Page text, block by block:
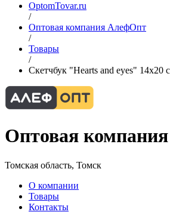
OptomTovar.ru
/
Оптовая компания АлефОпт
/
Товары
/
Скетчбук "Hearts and eyes" 14х20
Оптовая
Томская область, Томск
О компании
Товары
Контакты